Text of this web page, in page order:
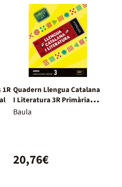
Quadern Llengua Catalana
I Literatura 3R Primària
Fanfest - Espiral
Baula
20,76€